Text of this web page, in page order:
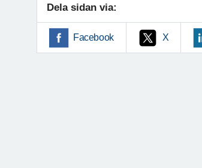
Dela sidan via:
Facebook X